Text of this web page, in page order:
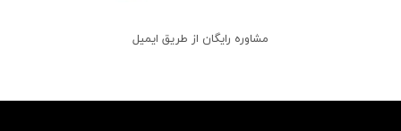
مشاوره رایگان از طریق ایمیل